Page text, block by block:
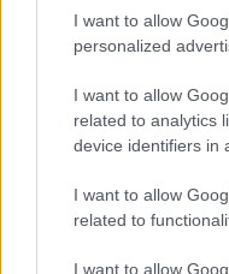
I want to allow
personalized
I want to allow
related to analytics
device identifiers in
I want to allow
related to
I want to allow
Môže aspirín zachrániť
rastliny? Pravda vás
možno prekvapí
CHALUPA